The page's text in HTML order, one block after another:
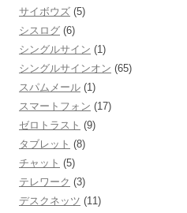
サイボウズ (5)
シスログ (6)
シングルサイン (1)
シングルサインオン (65)
スパムメール (1)
スマートフォン (17)
ゼロトラスト (9)
タブレット (8)
チャット (5)
テレワーク (3)
デスクネッツ (11)